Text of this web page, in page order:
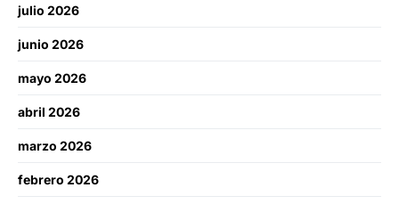
julio 2026
junio 2026
mayo 2026
abril 2026
marzo 2026
febrero 2026